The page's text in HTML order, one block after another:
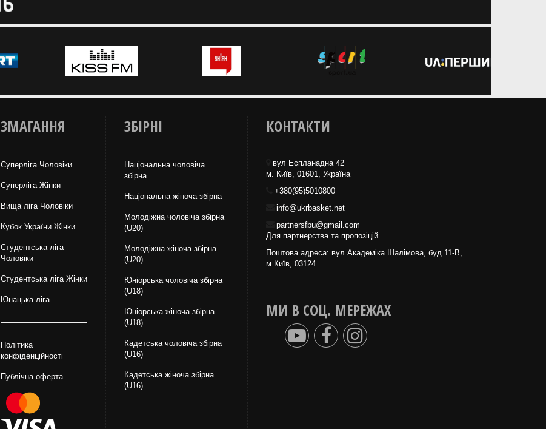
ЗМАГАННЯ
Суперліга Чоловіки
Суперліга Жінки
Вища лiга Чоловіки
Кубок України Жінки
Студентська ліга
Чоловiки
Студентська ліга Жінки
Юнацька ліга
Політика
конфіденційності
Публічна оферта
ЗБІРНІ
Національна чоловіча
збірна
Національна жiноча збірна
Молодіжна чоловіча збірна
(U20)
Молодіжна жіноча збірна
(U20)
Юніорська чоловіча збірна
(U18)
Юніорська жіноча збірна
(U18)
Кадетська чоловіча збірна
(U16)
Кадетська жіноча збірна
(U16)
КОНТАКТИ
вул Еспланадна 42
м. Київ, 01601, Україна
+380(95)5010800
info@ukrbasket.net
partnersfbu@gmail.com
Для партнерства та пропозіцій
Поштова адреса: вул.Академіка Шалімова, буд 11-В,
м.Київ, 03124
МИ В СОЦ. МЕРЕЖАХ